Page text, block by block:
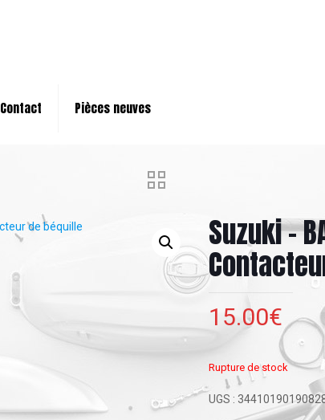
Contact Pièces neuves
Suzuki –
15.00€
Rupture de stock
UGS :